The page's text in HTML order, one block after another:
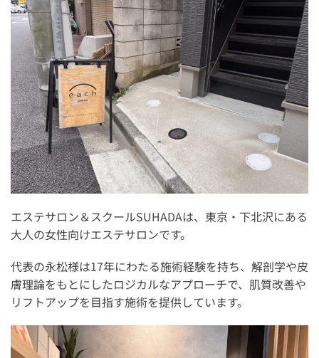
Squareが向いている店舗、向いていない可能性がある店
舗
Squareが向いている店舗
導入前に慎重に確認したい店舗
導入前に準備しておくべきこと
まとめ：Squareリーダーは、会計とサロン管理をまとめ
たい小規模エステサロンに向いている
エステサロン＆スクールSUHADAは、東京・下北沢にある
大人の女性向けエステサロンです。
代表の永松様は17年にわたる施術経験を持ち、解剖学や皮
膚理論をもとにしたロジカルなアプローチで、肌質改善や
リフトアップを目指す施術を提供しています。